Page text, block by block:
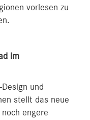
vorlesen zu
im
und
stellt das neue
engere